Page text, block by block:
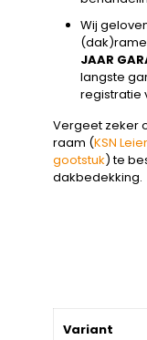
Wij
JAAR
langste
registratie
Vergeet zeker
raam (KSN
gootstuk) te
dakbedekking.
Variant